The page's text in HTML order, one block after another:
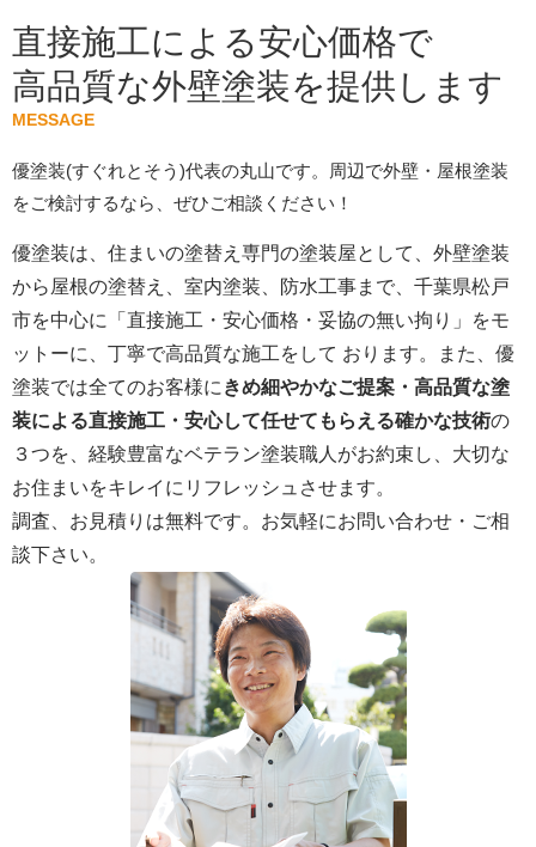
直接施工による安心価格で
高品質な外壁塗装を提供します
MESSAGE
優塗装(すぐれとそう)代表の丸山です。周辺で外壁・屋根塗装
をご検討するなら、ぜひご相談ください！
優塗装は、住まいの塗替え専門の塗装屋として、外壁塗装
から屋根の塗替え、室内塗装、防水工事まで、千葉県松戸
市を中心に「直接施工・安心価格・妥協の無い拘り」をモ
ットーに、丁寧で高品質な施工をして おります。また、優
塗装では全てのお客様に きめ細やかなご提案・高品質な塗
装による直接施工・安心して任せてもらえる確かな技術の
３つを、経験豊富なベテラン塗装職人がお約束し、大切な
お住まいをキレイにリフレッシュさせます。
調査、お見積りは無料です。お気軽にお問い合わせ・ご相
談下さい。